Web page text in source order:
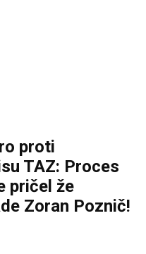
proti
TAZ: Proces
pričel že
Zoran Poznič!